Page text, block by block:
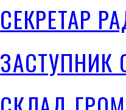
СЕКРЕТАР
ЗАСТУПНИК